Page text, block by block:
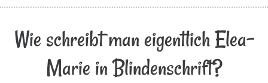
Wie schreibt man eigentlich Elea-
Marie in Blindenschrift?